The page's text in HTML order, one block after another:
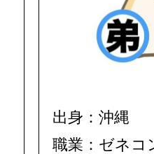
出身：沖縄
職業：ゼネコ